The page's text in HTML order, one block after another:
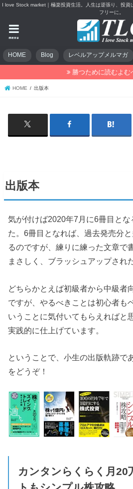
I love Stock market｜極楽投資生活。人生は逆張り、投資
フリーに。
menu
HOME Blog レベルアップメルマガ
勝つために読むよむ
HOME 出版本
出版本
気が付けば2020年7月に6冊目と
た。6冊目となれば、過去発売分
るのですが、練りに練った文章で
まさしく、ブラッシュアップされ
どちらかとえば初級者から中級者
ですが、やるべきことは初心者も
いうことに気付いてもらえればと
実践的に仕上げています。
ということで、小生の出版軌跡で
をどうぞ！
カンタンらくらく月20